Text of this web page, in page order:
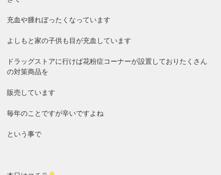
充血や腫れぼったくなっています
よしもと家の子供も目が充血しています
ドラッグストアに行けば花粉症コーナーが設置しておりたくさん
の対策商品を
販売しています
毎年のことですが辛いですよね
という事で